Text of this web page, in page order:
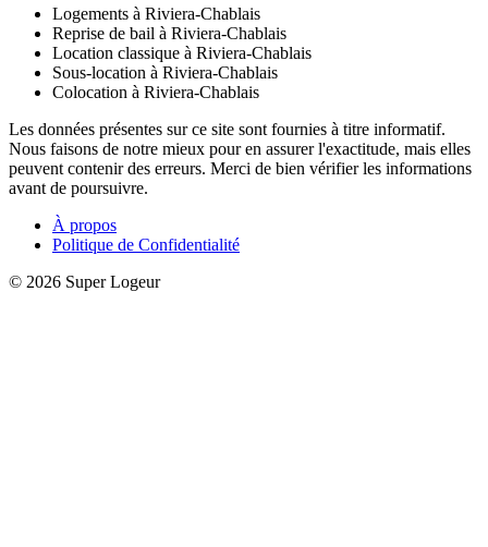
Logements à Riviera-Chablais
Reprise de bail à Riviera-Chablais
Location classique à Riviera-Chablais
Sous-location à Riviera-Chablais
Colocation à Riviera-Chablais
Les données présentes sur ce site sont fournies à titre informatif.
Nous faisons de notre mieux pour en assurer l'exactitude, mais elles
peuvent contenir des erreurs. Merci de bien vérifier les informations
avant de poursuivre.
À propos
Politique de Confidentialité
© 2026 Super Logeur